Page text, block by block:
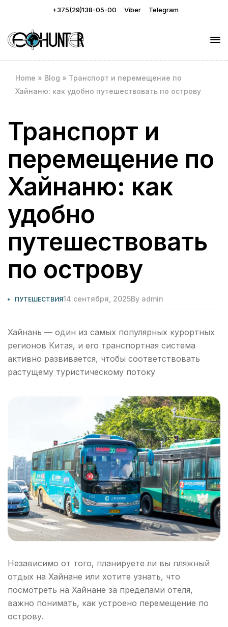
+375(29)138-05-00 Viber Telegram
Home » Blog » Транспорт и перемещение по
Хайнаню: как удобно путешествовать по острову
Транспорт и
перемещение по
Хайнаню: как
удобно
путешествовать
по острову
ПУТЕШЕСТВИЯ14 сентября, 2025By admin
Хайнань — один из самых популярных курортных
регионов Китая, и его транспортная система
активно развивается, чтобы соответствовать
растущему туристическому потоку
Независимо от того, планируете ли вы пляжный
отдых на Хайнане или хотите узнать, что
посмотреть на Хайнане за пределами отеля,
важно понимать, как устроено перемещение по
острову.